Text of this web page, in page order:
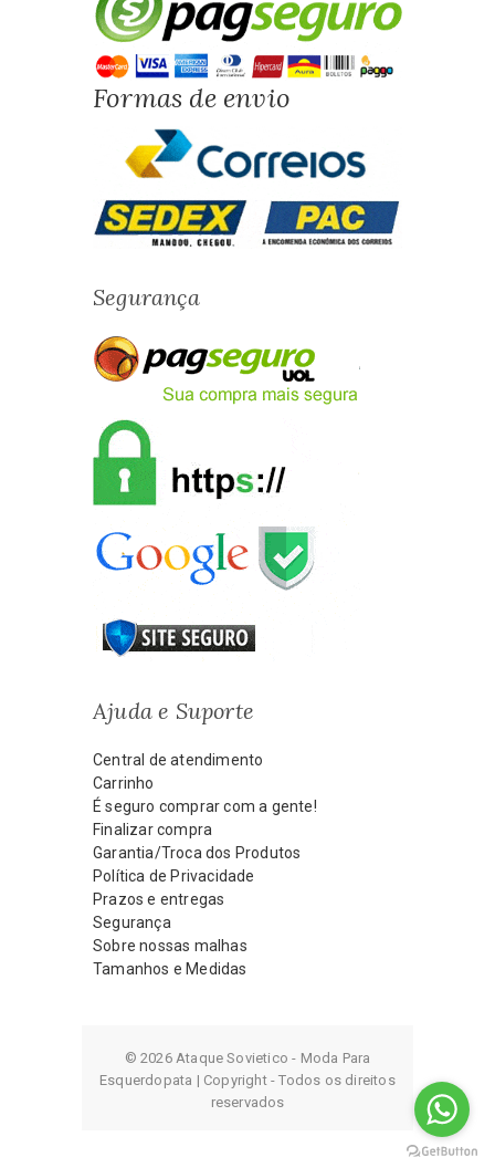
Formas de envio
Segurança
Ajuda e Suporte
Central de atendimento
Carrinho
É seguro comprar com a gente!
Finalizar compra
Garantia/Troca dos Produtos
Política de Privacidade
Prazos e entregas
Segurança
Sobre nossas malhas
Tamanhos e Medidas
© 2026 Ataque Sovietico - Moda Para
Esquerdopata | Copyright - Todos os direitos
reservados